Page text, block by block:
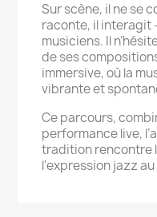
Sur scène, il ne se
raconte, il interagit
musiciens. Il
de ses
immersive, où la
vibrante et
Ce parcours,
performance live,
tradition rencontre
l'expression jazz